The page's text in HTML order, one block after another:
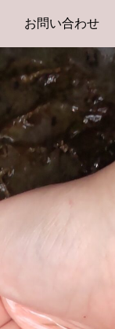
お問い合わせ